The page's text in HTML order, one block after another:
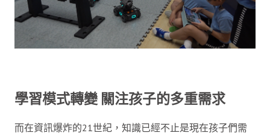
學習模式轉變 關注孩子的多重需求
而在資訊爆炸的21世紀，知識已經不止是現在孩子們需